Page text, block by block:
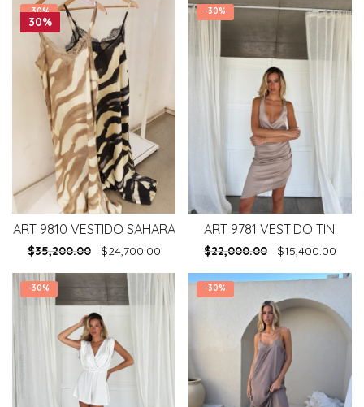
30%
-30%
ART 9810 VESTIDO SAHARA
$35,200.00 $24,700.00
-30%
ART 9781 VESTIDO TINI
$22,000.00 $15,400.00
-30% -30%